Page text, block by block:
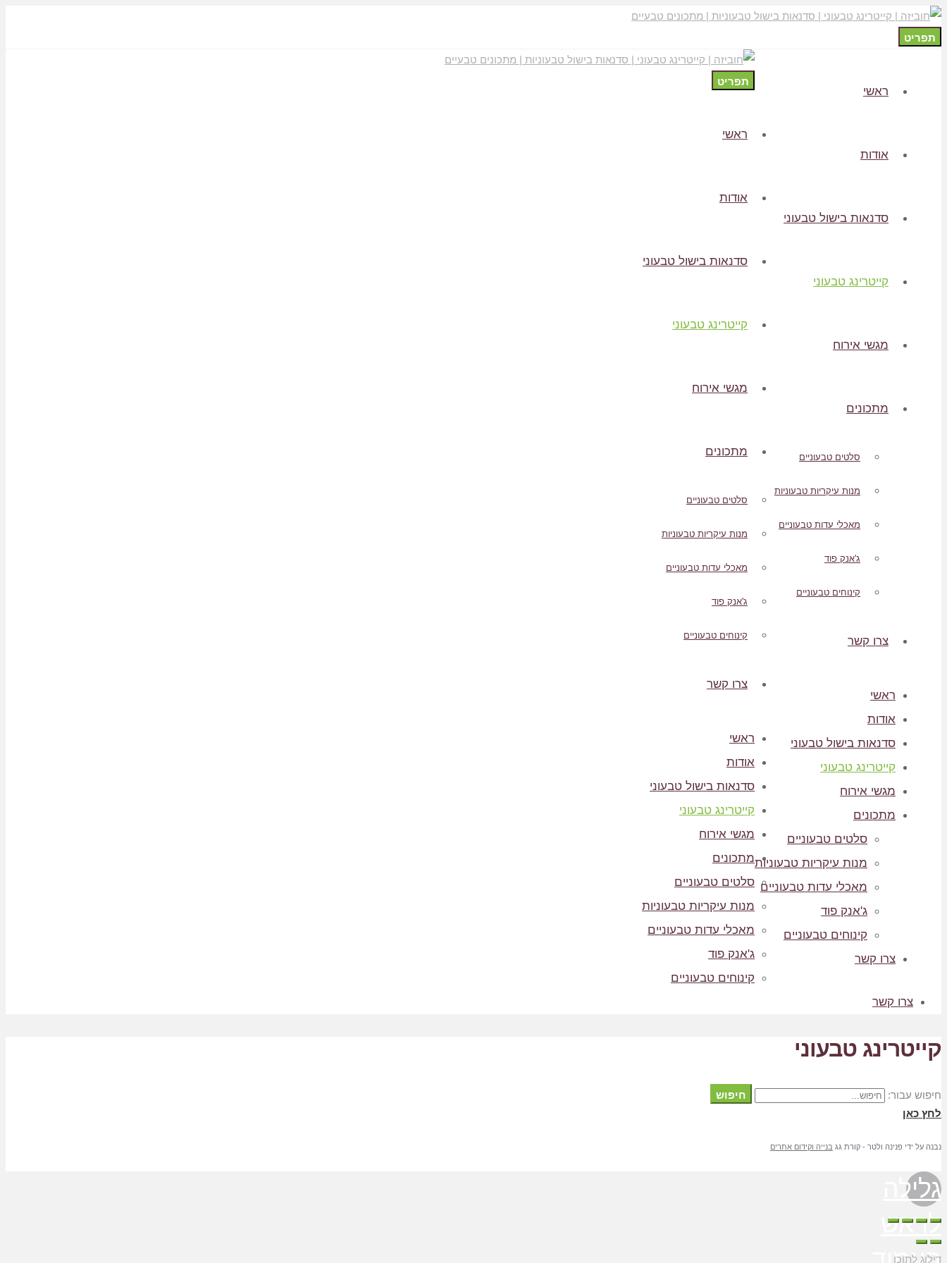
תפריט
ראשי
אודות
סדנאות בישול טבעוני
קייטרינג טבעוני
מגשי אירוח
מתכונים
סלטים טבעוניים
מנות עיקריות טבעוניות
מאכלי עדות טבעוניים
ג'אנק פוד
קינוחים טבעוניים
צרו קשר
ראשי
אודות
סדנאות בישול טבעוני
קייטרינג טבעוני
מגשי אירוח
מתכונים
סלטים טבעוניים
מנות עיקריות טבעוניות
מאכלי עדות טבעוניים
ג'אנק פוד
קינוחים טבעוניים
צרו קשר
תפריט
ראשי
אודות
סדנאות בישול טבעוני
קייטרינג טבעוני
מגשי אירוח
מתכונים
סלטים טבעוניים
מנות עיקריות טבעוניות
מאכלי עדות טבעוניים
ג'אנק פוד
קינוחים טבעוניים
צרו קשר
ראשי
אודות
סדנאות בישול טבעוני
קייטרינג טבעוני
מגשי אירוח
מתכונים
סלטים טבעוניים
מנות עיקריות טבעוניות
מאכלי עדות טבעוניים
ג'אנק פוד
קינוחים טבעוניים
צרו קשר
קייטרינג טבעוני
חיפוש עבור:
חיפוש
לחץ כאן
נבנה על ידי פנינה ולטר - קורת גג בנייה וקידום אתרים
גלילה
לראש
דילוג לתוכן